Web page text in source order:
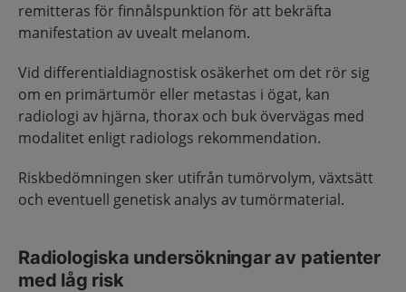
remitteras för finnålspunktion för att bekräfta
manifestation av uvealt melanom.
Vid differentialdiagnostisk osäkerhet om det rör sig
om en primärtumör eller metastas i ögat, kan
radiologi av hjärna, thorax och buk övervägas med
modalitet enligt radiologs rekommendation.
Riskbedömningen sker utifrån tumörvolym, växtsätt
och eventuell genetisk analys av tumörmaterial.
Radiologiska undersökningar av patienter
med låg risk